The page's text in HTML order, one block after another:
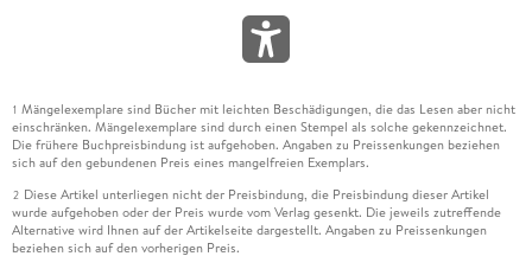
1 Mängelexemplare sind Bücher mit leichten Beschädigungen, die das Lesen aber nicht
einschränken. Mängelexemplare sind durch einen Stempel als solche gekennzeichnet.
Die frühere Buchpreisbindung ist aufgehoben. Angaben zu Preissenkungen beziehen
sich auf den gebundenen Preis eines mangelfreien Exemplars.
2 Diese Artikel unterliegen nicht der Preisbindung, die Preisbindung dieser Artikel
wurde aufgehoben oder der Preis wurde vom Verlag gesenkt. Die jeweils zutreffende
Alternative wird Ihnen auf der Artikelseite dargestellt. Angaben zu Preissenkungen
beziehen sich auf den vorherigen Preis.